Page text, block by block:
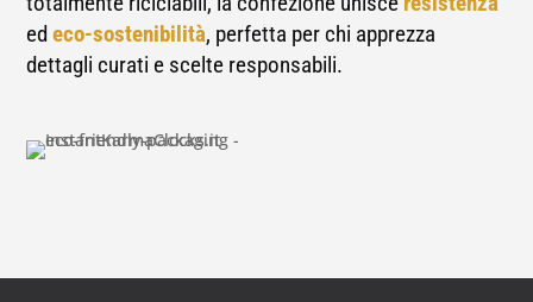
edeco-sostenibilità, perfetta per chi apprezza
dettagli curati e scelte responsabili.